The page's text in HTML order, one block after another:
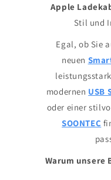
Apple
Stil und
Egal, ob Sie
neuen
modernen USB
oder einer
SOONTEC
Warum unsere